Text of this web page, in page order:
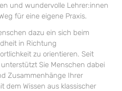
und wundervolle Lehrer:innen
für eine eigene Praxis.
dazu ein sich beim
in Richtung
zu orientieren. Seit
Sie Menschen dabei
Zusammenhänge Ihrer
dem Wissen aus klassischer